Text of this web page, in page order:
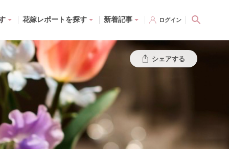
花嫁レポートを探す 新着記事 ログイン
シェアする